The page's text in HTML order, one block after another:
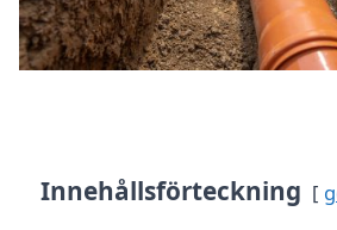
Innehållsförteckning